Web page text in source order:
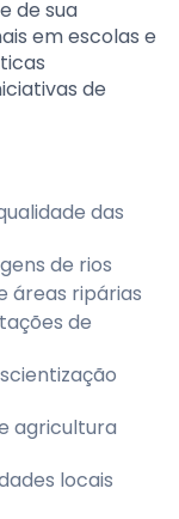
de sua
em escolas e
de
das
de rios
áreas ripárias
de
agricultura
locais